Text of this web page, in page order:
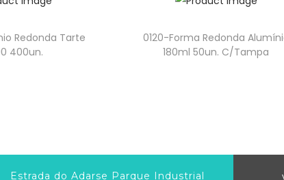
Redonda Tarte
400un.
0120-Forma Redonda
180ml 50un. C/Tampa
Estrada do Adarse Parque Industrial